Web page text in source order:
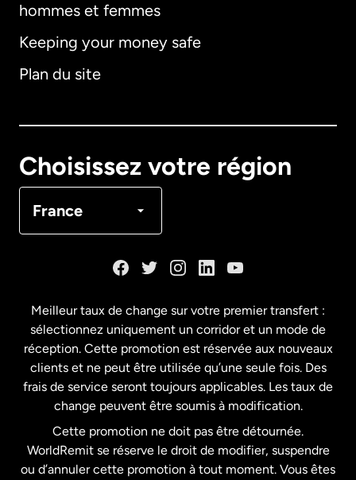
hommes et femmes
Keeping your money safe
Plan du site
Choisissez votre région
France
Allemagne
Français
États-Unis English
États-Unis Español
France
Meilleur taux de change sur votre premier transfert :
sélectionnez uniquement un corridor et un mode de
réception. Cette promotion est réservée aux nouveaux
clients et ne peut être utilisée qu’une seule fois. Des
frais de service seront toujours applicables. Les taux de
change peuvent être soumis à modification.
Cette promotion ne doit pas être détournée.
WorldRemit se réserve le droit de modifier, suspendre
ou d’annuler cette promotion à tout moment. Vous êtes